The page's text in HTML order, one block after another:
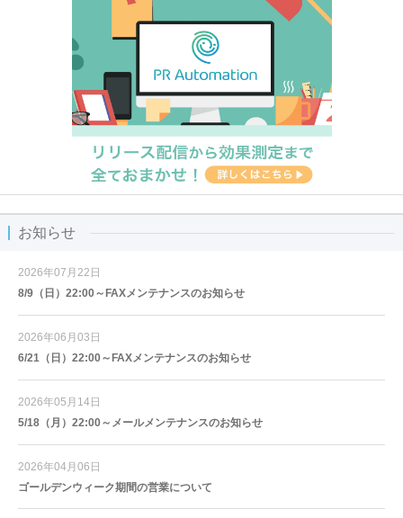
お知らせ
2026年07月22日
8/9（日）22:00～FAXメンテナンスのお知らせ
2026年06月03日
6/21（日）22:00～FAXメンテナンスのお知らせ
2026年05月14日
5/18（月）22:00～メールメンテナンスのお知らせ
2026年04月06日
ゴールデンウィーク期間の営業について